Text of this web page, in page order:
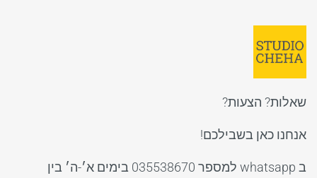
שאלות? הצעות?
אנחנו כאן בשבילכם!
ב whatsapp למספר 035538670 בימים א׳-ה׳ בין